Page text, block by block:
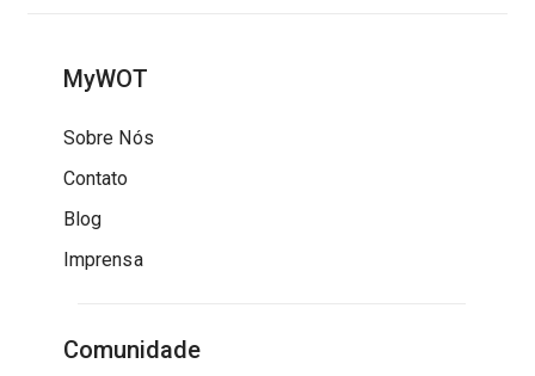
MyWOT
Sobre Nós
Contato
Blog
Imprensa
Comunidade